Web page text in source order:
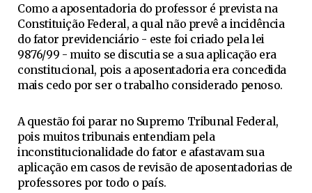
Como a aposentadoria do professor é prevista na
Constituição Federal, a qual não prevê a incidência
do fator previdenciário - este foi criado pela lei
9876/99 - muito se discutia se a sua aplicação era
constitucional, pois a aposentadoria era concedida
mais cedo por ser o trabalho considerado penoso.
A questão foi parar no Supremo Tribunal Federal,
pois muitos tribunais entendiam pela
inconstitucionalidade do fator e afastavam sua
aplicação em casos de revisão de aposentadorias de
professores por todo o país.